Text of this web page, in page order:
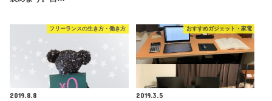
フリーランスの生き方・働き方
2019.8.8
おすすめガジェット・家電
2019.3.5